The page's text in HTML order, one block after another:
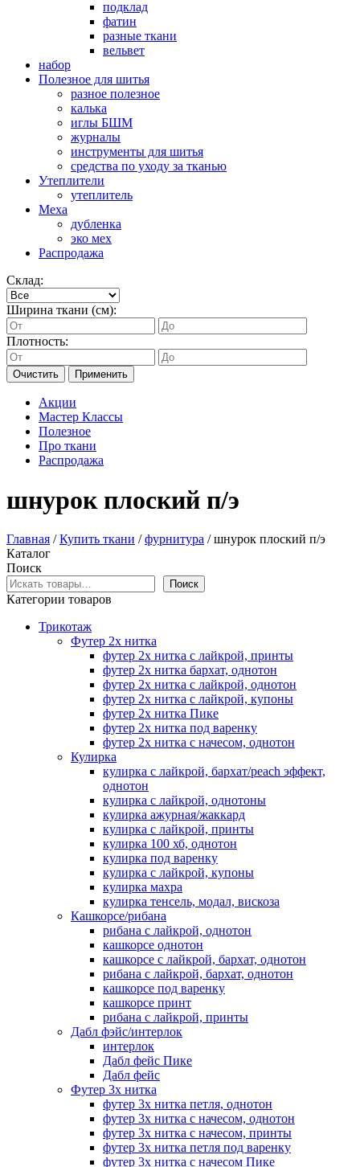
подклад
фатин
разные ткани
вельвет
набор
Полезное для шитья
разное полезное
калька
иглы БШМ
журналы
инструменты для шитья
средства по уходу за тканью
Утеплители
утеплитель
Меха
дубленка
эко мех
Распродажа
Склад:
Ширина ткани (см):
Плотность:
Очистить Применить
Акции
Мастер Классы
Полезное
Про ткани
Распродажа
шнурок плоский п/э
Главная /Купить ткани /фурнитура / шнурок плоский п/э
Каталог
Поиск
Поиск
Категории товаров
Трикотаж
Футер 2х нитка
футер 2х нитка с лайкрой, принты
футер 2х нитка бархат, однотон
футер 2х нитка с лайкрой, однотон
футер 2х нитка с лайкрой, купоны
футер 2х нитка Пике
футер 2х нитка под варенку
футер 2х нитка с начесом, однотон
Кулирка
кулирка с лайкрой, бархат/peach эффект,
однотон
кулирка с лайкрой, однотоны
кулирка ажурная/жаккард
кулирка с лайкрой, принты
кулирка 100 хб, однотон
кулирка под варенку
кулирка с лайкрой, купоны
кулирка махра
кулирка тенсель, модал, вискоза
Кашкорсе/рибана
рибана с лайкрой, однотон
кашкорсе однотон
кашкорсе с лайкрой, бархат, однотон
рибана с лайкрой, бархат, однотон
кашкорсе под варенку
кашкорсе принт
рибана с лайкрой, принты
Дабл фэйс/интерлок
интерлок
Дабл фейс Пике
Дабл фейс
Футер 3х нитка
футер 3х нитка петля, однотон
футер 3х нитка с начесом, однотон
футер 3х нитка с начесом, принты
футер 3х нитка петля под варенку
футер 3х нитка с начесом Пике